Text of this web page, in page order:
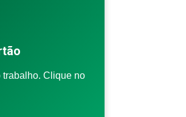
trabalho. Clique no